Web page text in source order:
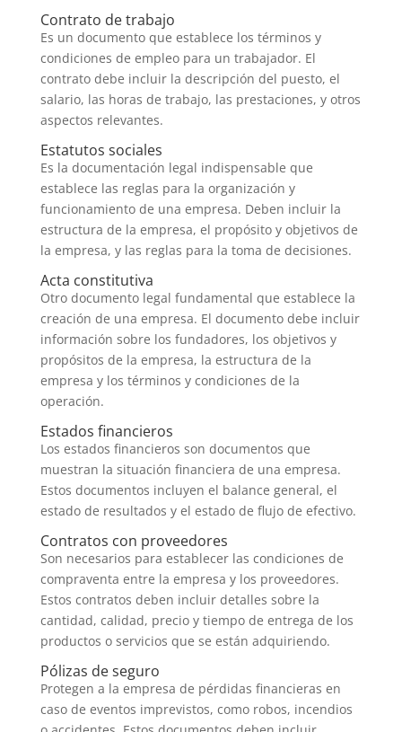
Contrato de trabajo
Es un documento que establece los términos y
condiciones de empleo para un trabajador. El
contrato debe incluir la descripción del puesto, el
salario, las horas de trabajo, las prestaciones, y otros
aspectos relevantes.
Estatutos sociales
Es la documentación legal indispensable que
establece las reglas para la organización y
funcionamiento de una empresa. Deben incluir la
estructura de la empresa, el propósito y objetivos de
la empresa, y las reglas para la toma de decisiones.
Acta constitutiva
Otro documento legal fundamental que establece la
creación de una empresa. El documento debe incluir
información sobre los fundadores, los objetivos y
propósitos de la empresa, la estructura de la
empresa y los términos y condiciones de la
operación.
Estados financieros
Los estados financieros son documentos que
muestran la situación financiera de una empresa.
Estos documentos incluyen el balance general, el
estado de resultados y el estado de flujo de efectivo.
Contratos con proveedores
Son necesarios para establecer las condiciones de
compraventa entre la empresa y los proveedores.
Estos contratos deben incluir detalles sobre la
cantidad, calidad, precio y tiempo de entrega de los
productos o servicios que se están adquiriendo.
Pólizas de seguro
Protegen a la empresa de pérdidas financieras en
caso de eventos imprevistos, como robos, incendios